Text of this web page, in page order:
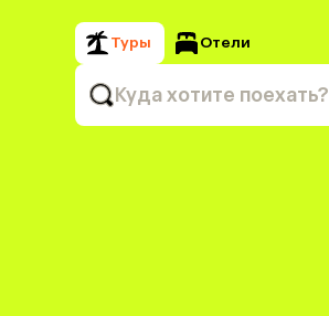
Туры Отели
Куда хотите поехать?